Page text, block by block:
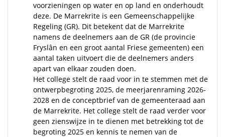
voorzieningen op water en op land en onderhoudt
deze. De Marrekrite is een Gemeenschappelijke
Regeling (GR). Dit betekent dat de Marrekrite
namens de deelnemers aan de GR (de provincie
Fryslân en een groot aantal Friese gemeenten) een
aantal taken uitvoert die de deelnemers anders
apart van elkaar zouden doen.
Het college stelt de raad voor in te stemmen met de
ontwerpbegroting 2025, de meerjarenraming 2026-
2028 en de conceptbrief van de gemeenteraad aan
de Marrekrite. Het college stelt de raad verder voor
geen zienswijze in te dienen met betrekking tot de
begroting 2025 en kennis te nemen van de